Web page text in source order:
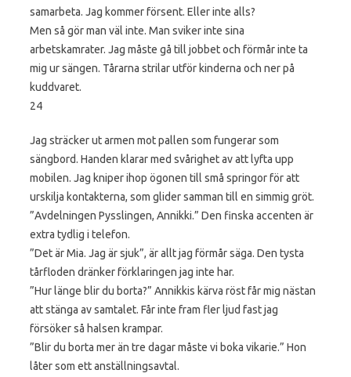
samarbeta. Jag kommer försent. Eller inte alls?
Men så gör man väl inte. Man sviker inte sina
arbetskamrater. Jag måste gå till jobbet och förmår inte ta
mig ur sängen. Tårarna strilar utför kinderna och ner på
kuddvaret.
24
Jag sträcker ut armen mot pallen som fungerar som
sängbord. Handen klarar med svårighet av att lyfta upp
mobilen. Jag kniper ihop ögonen till små springor för att
urskilja kontakterna, som glider samman till en simmig gröt.
”Avdelningen Pysslingen, Annikki.” Den finska accenten är
extra tydlig i telefon.
”Det är Mia. Jag är sjuk”, är allt jag förmår säga. Den tysta
tårfloden dränker förklaringen jag inte har.
”Hur länge blir du borta?” Annikkis kärva röst får mig nästan
att stänga av samtalet. Får inte fram fler ljud fast jag
försöker så halsen krampar.
”Blir du borta mer än tre dagar måste vi boka vikarie.” Hon
låter som ett anställningsavtal.